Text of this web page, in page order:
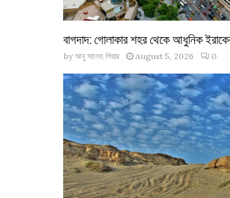
বাগদাদ: গোলাকার শহর থেকে আধুনিক
by আবু সালেহ পিয়ার August 5, 2026 0